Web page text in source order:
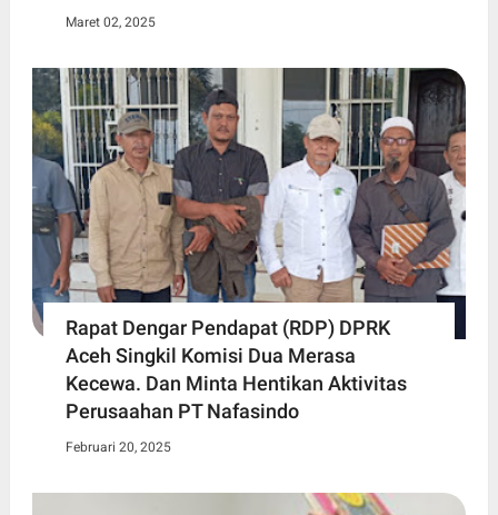
Maret 02, 2025
Rapat Dengar Pendapat (RDP) DPRK
Aceh Singkil Komisi Dua Merasa
Kecewa. Dan Minta Hentikan Aktivitas
Perusaahan PT Nafasindo
Februari 20, 2025